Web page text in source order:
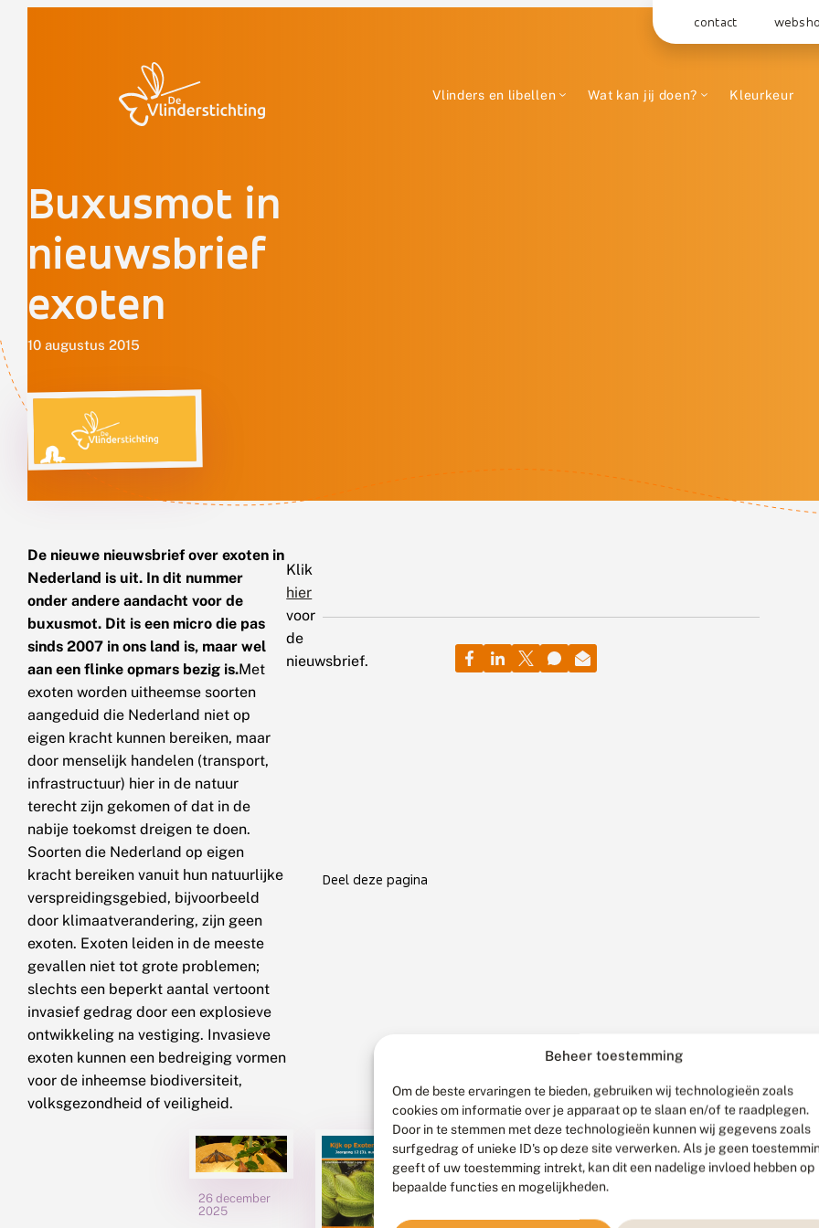
Beheer toestemming
Om de beste ervaringen te bieden, gebruiken wij technologieën zoals
cookies om informatie over je apparaat op te slaan en/of te raadplegen.
Door in te stemmen met deze technologieën kunnen wij gegevens zoals
surfgedrag of unieke ID's op deze site verwerken. Als je geen
geeft of uw toestemming intrekt, kan dit een nadelige invloed hebben op
bepaalde functies en mogelijkheden.
contact
Vlinders en libellen Wat kan jij doen? Kleurkeur
Buxusmot in
nieuwsbrief
exoten
10 augustus 2015
De nieuwe nieuwsbrief over exoten in
Nederland is uit. In dit nummer
onder andere aandacht voor de
buxusmot. Dit is een micro die pas
sinds 2007 in ons land is, maar wel
aan een flinke opmars bezig is.Met
exoten worden uitheemse soorten
aangeduid die Nederland niet op
eigen kracht kunnen bereiken, maar
door menselijk handelen (transport,
infrastructuur) hier in de natuur
terecht zijn gekomen of dat in de
nabije toekomst dreigen te doen.
Soorten die Nederland op eigen
kracht bereiken vanuit hun natuurlijke
verspreidingsgebied, bijvoorbeeld
door klimaatverandering, zijn geen
exoten. Exoten leiden in de meeste
gevallen niet tot grote problemen;
slechts een beperkt aantal vertoont
invasief gedrag door een explosieve
ontwikkeling na vestiging. Invasieve
exoten kunnen een bedreiging vormen
voor de inheemse biodiversiteit,
volksgezondheid of veiligheid.
Klik
hier
voor
de
nieuwsbrief.
Deel deze pagina
26 december
2025